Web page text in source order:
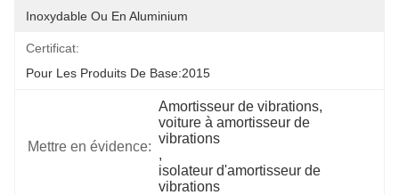
Inoxydable Ou En Aluminium
Certificat:
Pour Les Produits De Base:2015
Mettre en évidence:
Amortisseur de vibrations,
voiture à amortisseur de
vibrations
,
isolateur d'amortisseur de
vibrations